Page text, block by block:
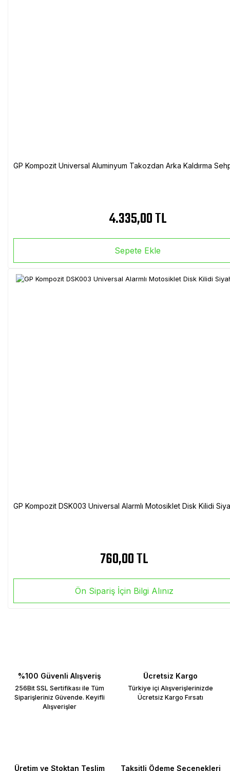
GP Kompozit Universal Aluminyum Takozdan Arka Kaldırma
4.335,00 TL
Sepete Ekle
GP Kompozit DSK003 Universal Alarmlı Motosiklet Disk Kilidi
760,00 TL
Ön Sipariş İçin Bilgi Alınız
%100 Güvenli Alışveriş
256Bit SSL Sertifikası ile Tüm
Siparişleriniz Güvende. Keyifli
Alışverişler
Ücretsiz Kargo
Türkiye içi Alışverişlerinizde
Ücretsiz Kargo Fırsatı
Üretim ve Stoktan Teslim Taksitli Ödeme Seçenekleri